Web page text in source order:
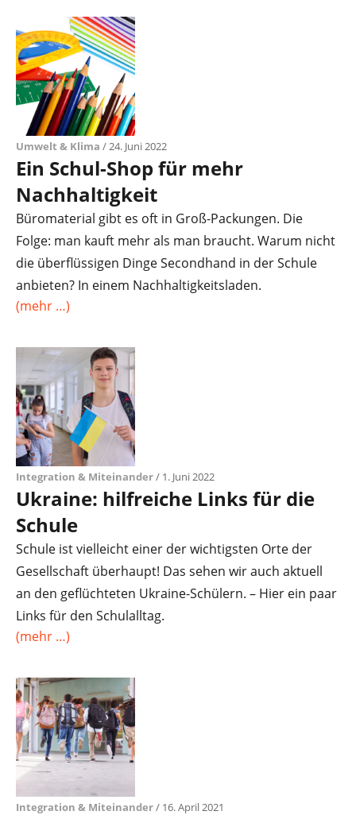
Umwelt & Klima / 24. Juni 2022
Ein Schul-Shop für mehr
Nachhaltigkeit
Büromaterial gibt es oft in Groß-Packungen. Die
Folge: man kauft mehr als man braucht. Warum nicht
die überflüssigen Dinge Secondhand in der Schule
anbieten? In einem Nachhaltigkeitsladen.
(mehr …)
Integration & Miteinander/ 1. Juni 2022
Ukraine: hilfreiche Links für die
Schule
Schule ist vielleicht einer der wichtigsten Orte der
Gesellschaft überhaupt! Das sehen wir auch aktuell
an den geflüchteten Ukraine-Schülern. – Hier ein paar
Links für den Schulalltag.
(mehr …)
Integration & Miteinander/ 16. April 2021